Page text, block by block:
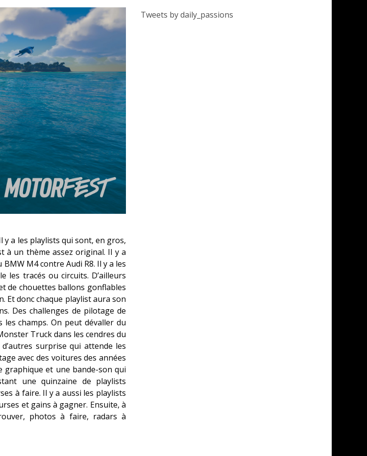
y a les playlists qui sont, en gros,
à un thème assez original. Il y a
M4 contre Audi R8. Il y a les
les tracés ou circuits. D’ailleurs
de chouettes ballons gonflables
Et donc chaque playlist aura son
Des challenges de pilotage de
champs. On peut dévaller du
Truck dans les cendres du
surprise qui attende les
avec des voitures des années
graphique et une bande-son qui
une quinzaine de playlists
à faire. Il y a aussi les playlists
et gains à gagner. Ensuite, à
photos à faire, radars à
Tweets by daily_passions